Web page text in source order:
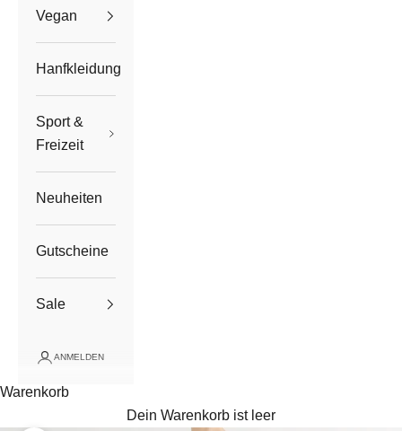
Vegan
Hanfkleidung
Sport &
Freizeit
Neuheiten
Gutscheine
Sale
ANMELDEN
Warenkorb
Dein Warenkorb ist leer